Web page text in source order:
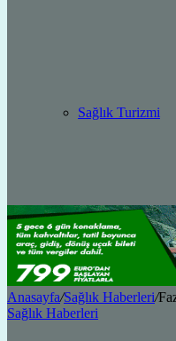
Sağlık Turizmi
Anasayfa/Sağlık Haberleri/
Sağlık Haberleri